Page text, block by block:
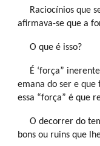
Raciocínios que
afirmava-se que a
O que é isso?
É ‘força”
emana do ser e que
essa “força” é que
O decorrer do
bons ou ruins que